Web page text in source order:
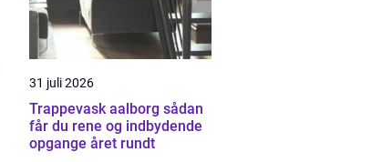
31 juli 2026
Trappevask aalborg sådan
får du rene og indbydende
opgange året rundt